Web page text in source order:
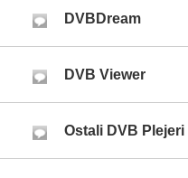
DVBDream
DVB Viewer
Ostali DVB Plejeri